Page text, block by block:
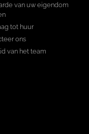
van uw eigendom
tot huur
ons
van het team